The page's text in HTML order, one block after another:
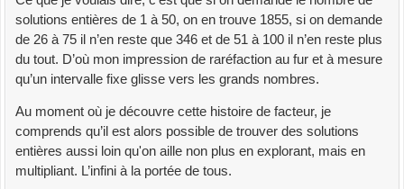
solutions entières de 1 à 50, on en trouve 1855, si on demande
de 26 à 75 il n’en reste que 346 et de 51 à 100 il n’en reste plus
du tout. D’où mon impression de raréfaction au fur et à mesure
qu’un intervalle fixe glisse vers les grands nombres.
Au moment où je découvre cette histoire de facteur, je
comprends qu’il est alors possible de trouver des solutions
entières aussi loin qu'on aille non plus en explorant, mais en
multipliant. L’infini à la portée de tous.